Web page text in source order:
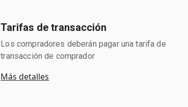
Tarifas de transacción
Los compradores deberán pagar una tarifa de
transacción de comprador
Más detalles